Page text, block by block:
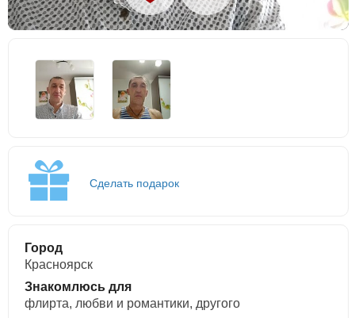
Сделать подарок
Город
Красноярск
Знакомлюсь для
флирта, любви и романтики, другого